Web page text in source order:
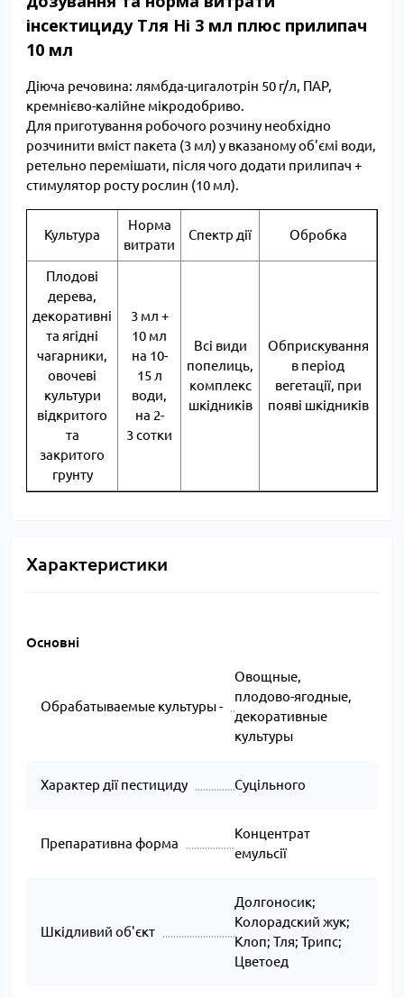
інсектициду Тля Ні 3 мл плюс прилипач
10 мл
Діюча речовина: лямбда-цигалотрін 50 г/л, ПАР,
кремнієво-калійне мікродобриво.
Для приготування робочого розчину необхідно
розчинити вміст пакета (3 мл) у вказаному об'ємі води,
ретельно перемішати, після чого додати прилипач +
стимулятор росту рослин (10 мл).
Культура
Норма
витрати
Спектр дії Обробка
Плодові
дерева,
декоративні
та ягідні
чагарники,
овочеві
культури
відкритого
та
закритого
грунту
3 мл +
10 мл
на 10-
15 л
води,
на 2-
3 сотки
Всі види
попелиць,
комплекс
шкідників
Обприскування
в період
вегетації, при
появі шкідників
Характеристики
Основні
Обрабатываемые культуры -
Овощные,
плодово-ягодные,
декоративные
культуры
Характер дії пестициду Суцільного
Препаративна форма
Концентрат
емульсії
Шкідливий об'єкт
Долгоносик;
Колорадский жук;
Клоп; Тля; Трипс;
Цветоед